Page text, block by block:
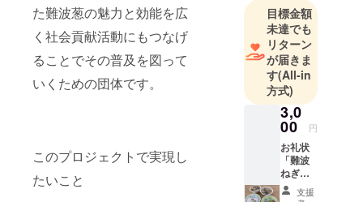
た難波葱の魅力と効能を広
く社会貢献活動にもつなげ
ることでその普及を図って
いくための団体です。
このプロジェクトで実現し
たいこと
目標金額
未達でも
リターン
が届きま
す(All-in
方式)
3,0
00 円
お礼状
「難波
ねぎご
はん」
支援